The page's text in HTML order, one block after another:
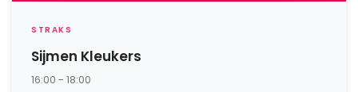
STRAKS
Sijmen Kleukers
16:00 - 18:00